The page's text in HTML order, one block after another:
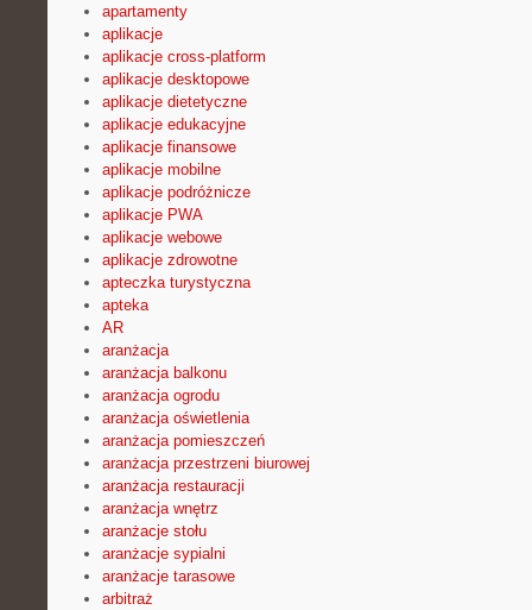
apartamenty
aplikacje
aplikacje cross-platform
aplikacje desktopowe
aplikacje dietetyczne
aplikacje edukacyjne
aplikacje finansowe
aplikacje mobilne
aplikacje podróżnicze
aplikacje PWA
aplikacje webowe
aplikacje zdrowotne
apteczka turystyczna
apteka
AR
aranżacja
aranżacja balkonu
aranżacja ogrodu
aranżacja oświetlenia
aranżacja pomieszczeń
aranżacja przestrzeni biurowej
aranżacja restauracji
aranżacja wnętrz
aranżacje stołu
aranżacje sypialni
aranżacje tarasowe
arbitraż